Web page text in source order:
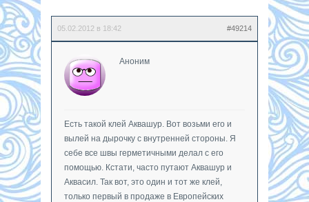
05.02.2012 в 18:42 #49214
Аноним
Есть такой клей Аквашур. Вот возьми его и
вылей на дырочку с внутренней стороны. Я
себе все швы герметичными делал с его
помощью. Кстати, часто путают Аквашур и
Аквасил. Так вот, это один и тот же клей,
только первый в продаже в Европейских